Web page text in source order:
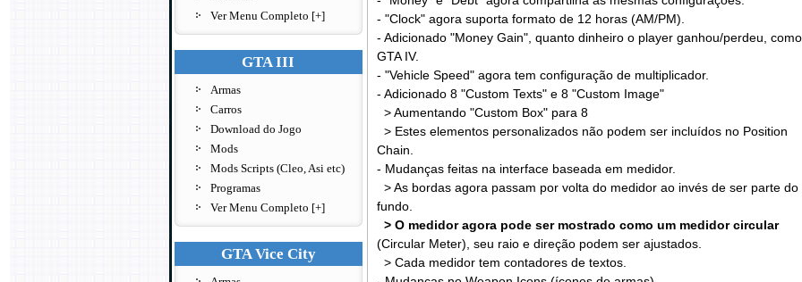
Ver Menu Completo [+]
GTA III
Armas
Carros
Download do Jogo
Mods
Mods Scripts (Cleo, Asi etc)
Programas
Ver Menu Completo [+]
GTA Vice City
- "Clock" agora suporta formato de 12 horas (AM/PM).
- Adicionado "Money Gain", quanto dinheiro o player ganhou/perdeu, como
GTA IV.
- "Vehicle Speed" agora tem configuração de multiplicador.
- Adicionado 8 "Custom Texts" e 8 "Custom Image"
> Aumentando "Custom Box" para 8
> Estes elementos personalizados não podem ser incluídos no Position
Chain.
- Mudanças feitas na interface baseada em medidor.
> As bordas agora passam por volta do medidor ao invés de ser parte do
fundo.
> O medidor agora pode ser mostrado como um medidor circular
(Circular Meter), seu raio e direção podem ser ajustados.
> Cada medidor tem contadores de textos.